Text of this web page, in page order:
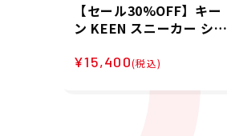
【セール30%OFF】キー
ン KEEN スニーカー シュ
ニック スニーカー KEEN
¥15,400(税込)